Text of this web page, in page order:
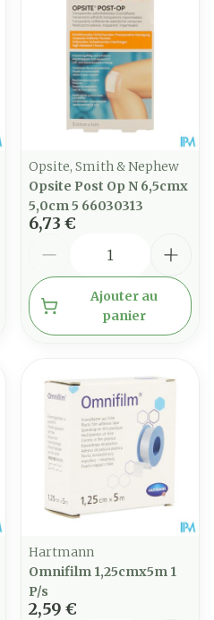
Opsite, Smith & Nephew
Opsite Post Op N 6,5cmx
5,0cm 5 66030313
6,73 €
Ajouter au
panier
Hartmann
Omnifilm 1,25cmx5m 1
P/s
2,59 €